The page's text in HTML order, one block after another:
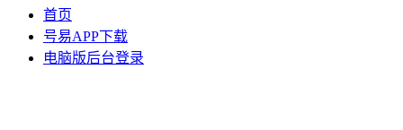
首页
号易APP下载
电脑版后台登录